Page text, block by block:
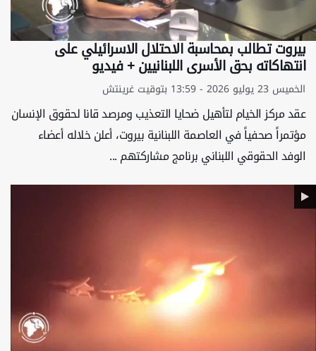
بيروت تطالب بمحاسبة الاحتلال الاسرائيلي على
انتهاكاته بحق الأسرى اللبنانيين + فيديو
الخميس 23 يوليو 2026 - 13:59 بتوقيت غرينتش
عقد مركز الخيام لتأهيل ضحايا التعذيب ومرصد قانا لحقوق الإنسان
مؤتمراً صحفياً في العاصمة اللبنانية بيروت، أعلن خلاله أعضاء
الوفد الحقوقي اللبناني برنامج مشاركتهم ...